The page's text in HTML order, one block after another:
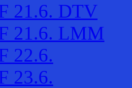
21.6. DTV
21.6. LMM
22.6.
23.6.